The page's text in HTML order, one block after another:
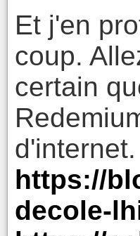
Et j'en
coup.
certain
d'internet.
https://
decole-